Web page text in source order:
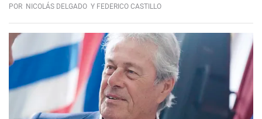
POR NICOLÁS DELGADO Y FEDERICO CASTILLO